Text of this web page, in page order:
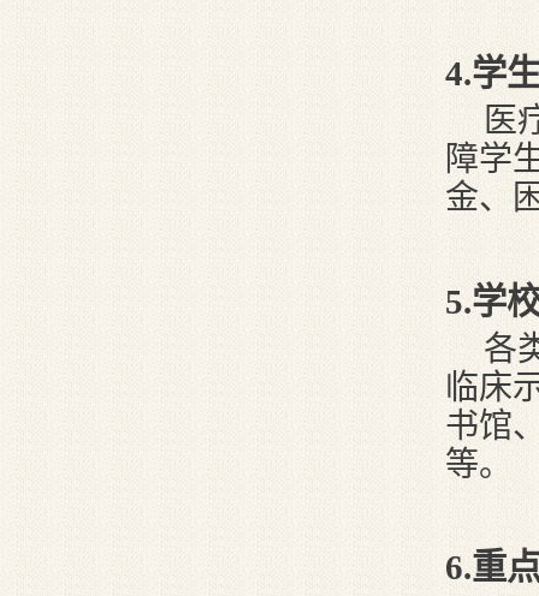
4.学
医
障学
金、
5.学
各
临床
书馆
等。
6.重